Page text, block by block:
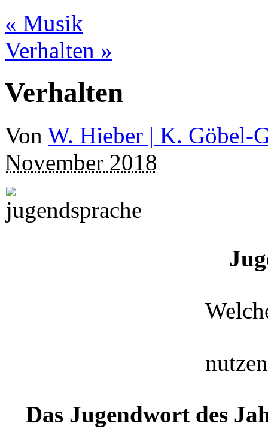
« Musik
Verhalten »
Verhalten
Von W. Hieber | K. Göbel-
November 2018
Das Jugendwort des